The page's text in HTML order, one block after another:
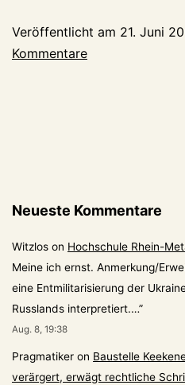
Veröffentlicht am 21. Juni
Kommentare
Neueste Kommentare
Witzlos on Hochschule Rhein-
Meine ich ernst. Anmerkung/
eine Entmilitarisierung der
Russlands interpretiert.…”
Aug. 8, 19:38
Pragmatiker on Baustelle
verärgert, erwägt rechtliche